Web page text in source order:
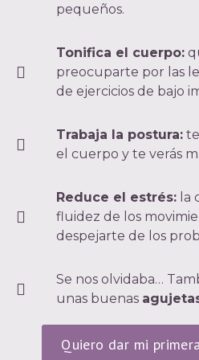
pequeños.
Tonifica el cuerpo:
preocuparte por las
de ejercicios de bajo
Trabaja la postura:
el cuerpo y te verás
Reduce el estrés: la
fluidez de los
despejarte de los
Se nos olvidaba…
unas buenas
Quiero dar mi